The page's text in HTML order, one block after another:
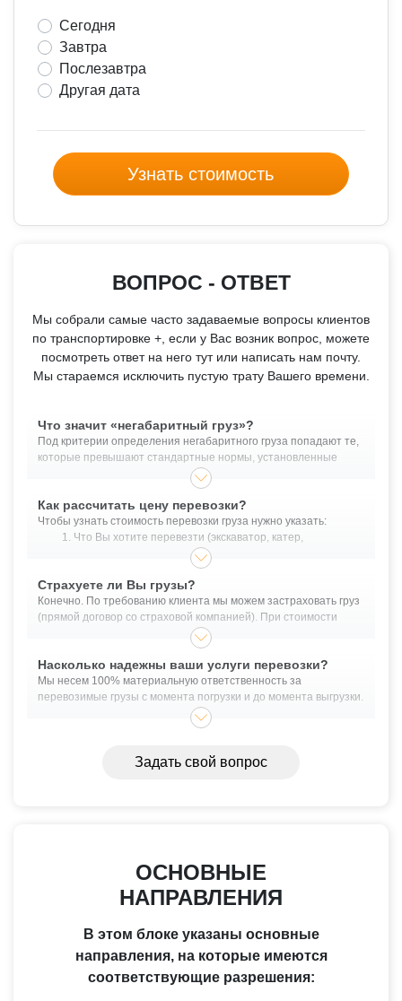
Сегодня
Завтра
Послезавтра
Другая дата
Узнать стоимость
ВОПРОС - ОТВЕТ
Мы собрали самые часто задаваемые вопросы клиентов
по транспортировке +, если у Вас возник вопрос, можете
посмотреть ответ на него тут или написать нам почту.
Мы стараемся исключить пустую трату Вашего времени.
Что значит «негабаритный груз»?
Под критерии определения негабаритного груза попадают те,
которые превышают стандартные нормы, установленные
законодательными актами, регулирующими грузоперевозки.
Негабаритным грузом можно считать объекты, высота которых
превышает 4 метра (от земли), длина 20 м., ширина более 2.55
м. и масса более 40 тонн.
Как рассчитать цену перевозки?
Чтобы узнать стоимость перевозки груза нужно указать:
Что Вы хотите перевезти (экскаватор, катер,
оборудование и прочее);
Габариты перевозимого груза - длина/ширина/высота;
Масса в кг. или тоннах;
Обязательно указать точные адреса загрузки и
выгрузки для крупноразмерных грузов;
Планируемую дату грузоперевозки.
Легко рассчитать стоимость Вы можете, воспользовавшись
формой выше.
Страхуете ли Вы грузы?
Конечно. По требованию клиента мы можем застраховать груз
(прямой договор со страховой компанией). При стоимости
груза, превышающей 10 млн. рублей - страховка является
обязательным пунктом договора перевозки.
Насколько надежны ваши услуги перевозки?
Мы несем 100% материальную ответственность за
перевозимые грузы с момента погрузки и до момента выгрузки.
Помимо этого, существует услуга экспедирования. Это
необходимо, если в ходе транспортировки будет
случае, материальную ответственность за сохранность груза
Задать свой вопрос
ОСНОВНЫЕ
НАПРАВЛЕНИЯ
В этом блоке указаны основные
направления, на которые имеются
соответствующие разрешения: